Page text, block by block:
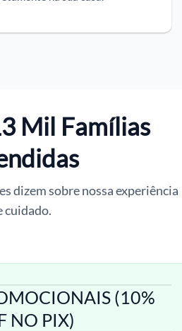
Mil Famílias
dizem sobre nossa experiência
cuidado.
(10%
NO PIX)